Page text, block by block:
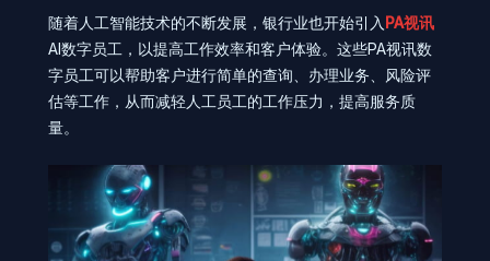
随着人工智能技术的不断发展，银行业也开始引入 PA视讯
AI数字员工，以提高工作效率和客户体验。这些PA视讯数
字员工可以帮助客户进行简单的查询、办理业务、风险评
估等工作，从而减轻人工员工的工作压力，提高服务质
量。